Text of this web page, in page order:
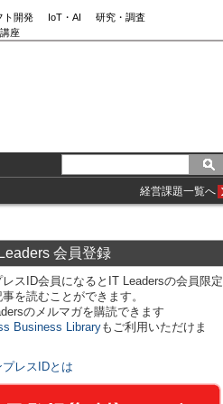
ト開発 IoT・AI
研究・調査
座
経営課題一覧へ
会員登録
スID会員になるとIT Leadersの会員限定
を読むことができます。
のメルマガを購読できます
Business Libraryもご利用いただけま
プレスIDとは